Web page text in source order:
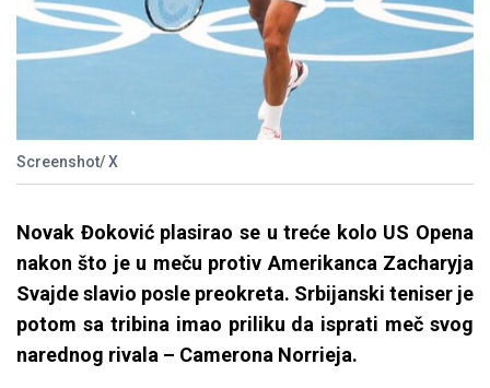
Screenshot/ X
Novak Đoković plasirao se u treće kolo US Opena
nakon što je u meču protiv Amerikanca Zacharyja
Svajde slavio posle preokreta. Srbijanski teniser je
potom sa tribina imao priliku da isprati meč svog
narednog rivala – Camerona Norrieja.